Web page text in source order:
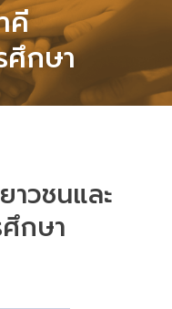
คี
ศึกษา
วชนและ
กษา